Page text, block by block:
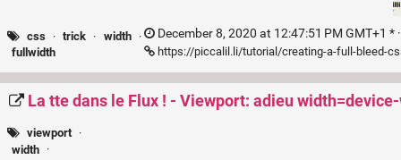
css · trick · width
·
fullwidth
December 8, 2020 at 12:47:51 PM GMT+1 *
https://piccalil.li/tutorial/creating-a-full-bleed-
La tte dans le Flux ! - Viewport: adieu
viewport ·
width ·